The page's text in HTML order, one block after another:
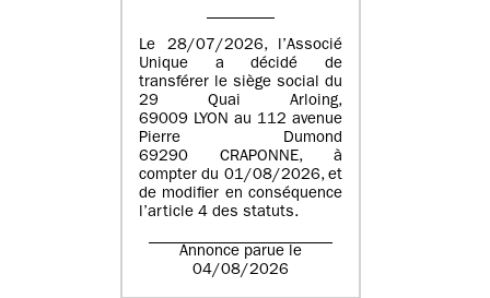
Le 28/07/2026, l’Associé
Unique a décidé de
transférer le siège social du
29 Quai Arloing,
69009 LYON au 112 avenue
Pierre Dumond
69290 CRAPONNE, à
compter du 01/08/2026, et
de modifier en conséquence
l’article 4 des statuts.
Annonce parue le
04/08/2026